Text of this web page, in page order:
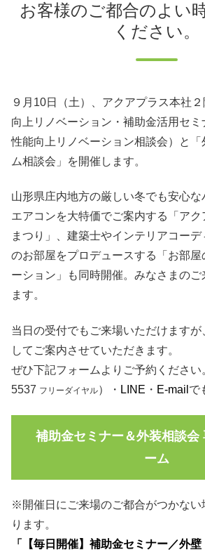
お客様のご都合のよい
ください。
９月10日（土）、アクアプラス本社
向上リノベーション・補助金活用セ
性能向上リノベーション相談会）と
ム相談会」を開催します。
山形県庄内地方の厳しい冬でも安心
エアコンを大特価でご案内する「ア
まつり」、建築士やインテリアコー
のお部屋をプロデュースする「お部屋
ーション」も同時開催。みなさまのご
ます。
当日の受付でもご来場いただけます
してご案内させていただきます。
ぜひ下記フォームよりご予約くださ
5537 フリーダイヤル）・ LINE ・ E-mail で
補助金セミナー＆外装相談会
ーム
※開催日にご来場のご都合がつかない
ります。
「【毎日開催】補助金セミナー／外